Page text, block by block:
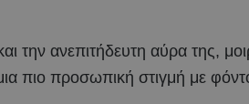
την ανεπιτήδευτη αύρα της,
πιο προσωπική στιγμή με